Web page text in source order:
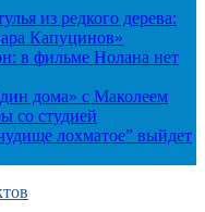
из редкого дерева:
Капуцинов»
в фильме Нолана нет
дома» с Маколеем
со студией
лохматое” выйдет